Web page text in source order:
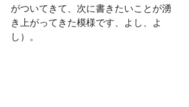
がついてきて、次に書きたいことが湧
き上がってきた模様です、よし、よ
し）。